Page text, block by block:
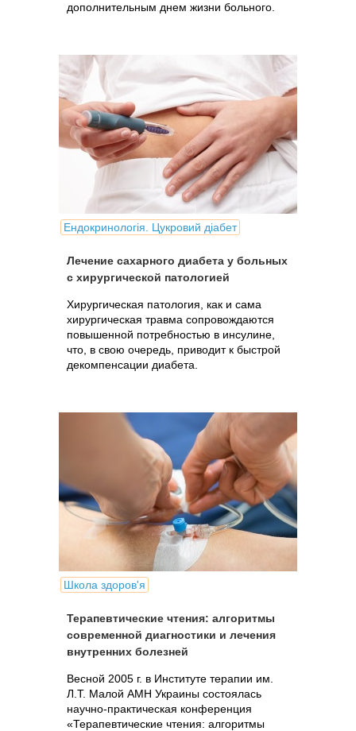
дополнительным днем жизни больного.
Ендокринологія. Цукровий діабет
Лечение сахарного диабета у больных
с хирургической патологией
Хирургическая патология, как и сама
хирургическая травма сопровождаются
повышенной потребностью в инсулине,
что, в свою очередь, приводит к быстрой
декомпенсации диабета.
Школа здоров'я
Терапевтические чтения: алгоритмы
современной диагностики и лечения
внутренних болезней
Весной 2005 г. в Институте терапии им.
Л.Т. Малой АМН Украины состоялась
научно-практическая конференция
«Терапевтические чтения: алгоритмы